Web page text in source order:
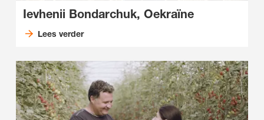
Ievhenii Bondarchuk, Oekraïne
Lees verder